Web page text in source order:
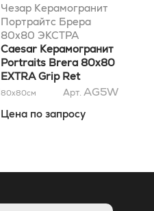
Чезар Керамогранит
Портрайтс Брера
80x80 ЭКСТРА
антискользящий Ret
Caesar Керамогранит
Portraits Brera 80x80
EXTRA Grip Ret
80x80см Арт. AG5W
Цена по запросу